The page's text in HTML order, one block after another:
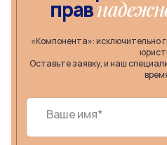
прав
«Компонента»: исключительно
Оставьте заявку, и наш
Ваше имя*